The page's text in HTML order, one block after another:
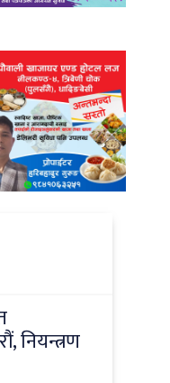
नियन्त्रण